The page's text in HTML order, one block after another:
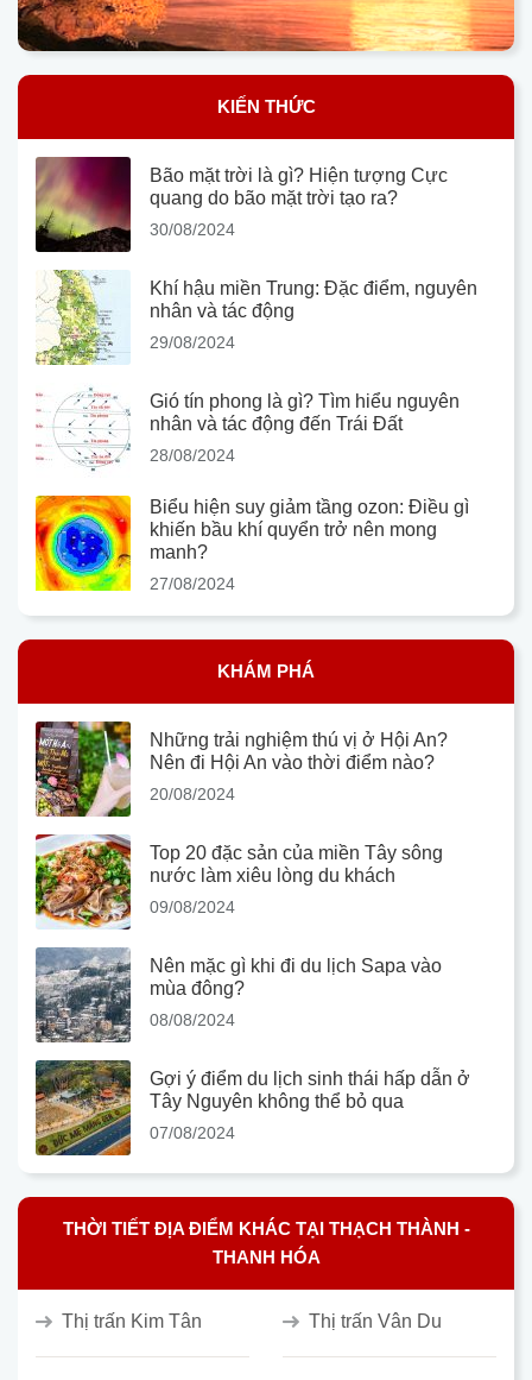
KIẾN THỨC
Bão mặt trời là gì? Hiện tượng Cực
quang do bão mặt trời tạo ra?
30/08/2024
Khí hậu miền Trung: Đặc điểm, nguyên
nhân và tác động
29/08/2024
Gió tín phong là gì? Tìm hiểu nguyên
nhân và tác động đến Trái Đất
28/08/2024
Biểu hiện suy giảm tầng ozon: Điều gì
khiến bầu khí quyển trở nên mong
manh?
27/08/2024
KHÁM PHÁ
Những trải nghiệm thú vị ở Hội An?
Nên đi Hội An vào thời điểm nào?
20/08/2024
Top 20 đặc sản của miền Tây sông
nước làm xiêu lòng du khách
09/08/2024
Nên mặc gì khi đi du lịch Sapa vào
mùa đông?
08/08/2024
Gợi ý điểm du lịch sinh thái hấp dẫn ở
Tây Nguyên không thể bỏ qua
07/08/2024
THỜI TIẾT ĐỊA ĐIỂM KHÁC TẠI THẠCH THÀNH -
THANH HÓA
Thị trấn Kim Tân Thị trấn Vân Du